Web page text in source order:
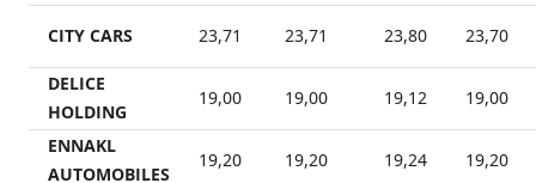
CITY CARS 23,71 23,71 23,80 23,70
DELICE
HOLDING
19,00 19,00 19,12 19,00
ENNAKL
AUTOMOBILES
19,20 19,20 19,24 19,20